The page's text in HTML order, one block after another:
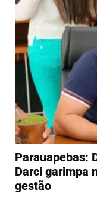
Parauapebas:
Darci garimpa
gestão